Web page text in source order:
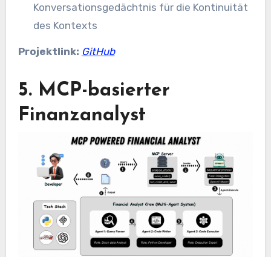
Konversationsgedächtnis für die Kontinuität
des Kontexts
Projektlink: GitHub
5. MCP-basierter
Finanzanalyst